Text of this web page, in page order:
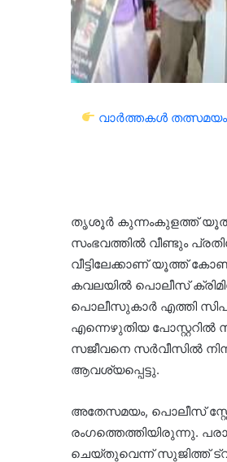
വാർത്തകൾ തത്സമയം
തൃശൂർ കുന്നംകുളത്ത് യൂത്ത്
സംഭവത്തിൽ വീണ്ടും
വീട്ടിലേക്കാണ് യൂത്ത്
കവലയിൽ പൊലീസ്
പൊലീസുകാർ എത്തി
എന്നെഴുതിയ പോസ്റ്ററിൽ
സജീവനെ സർവീസിൽ
ആവശ്യപ്പെട്ടു.
അതേസമയം, പൊലീസ്
രംഗത്തെത്തിയിരുന്നു.
ചെയ്തുവെന്ന് സുജിത്ത്